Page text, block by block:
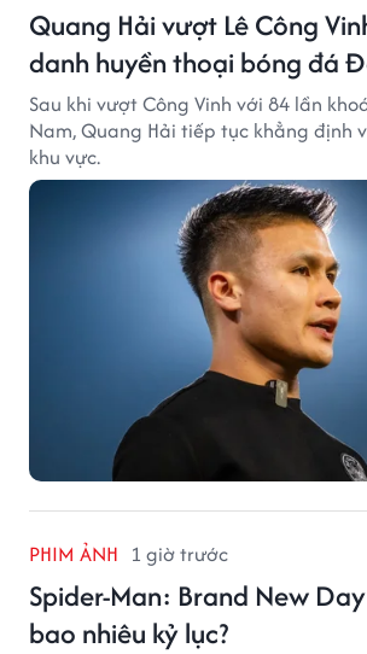
Quang Hải vượt Lê Công
danh huyền thoại bóng đá
Sau khi vượt Công Vinh với 84 lần
Nam, Quang Hải tiếp tục khẳng định
khu vực.
PHIM ẢNH 1 giờ trước
Spider-Man: Brand New
bao nhiêu kỷ lục?